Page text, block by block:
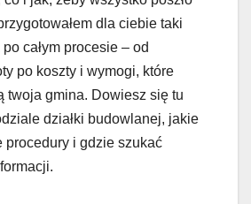
dla ciebie taki
całym procesie – od
po koszty i wymogi, które
twoja gmina. Dowiesz się tu
działki budowlanej, jakie
procedury i gdzie szukać